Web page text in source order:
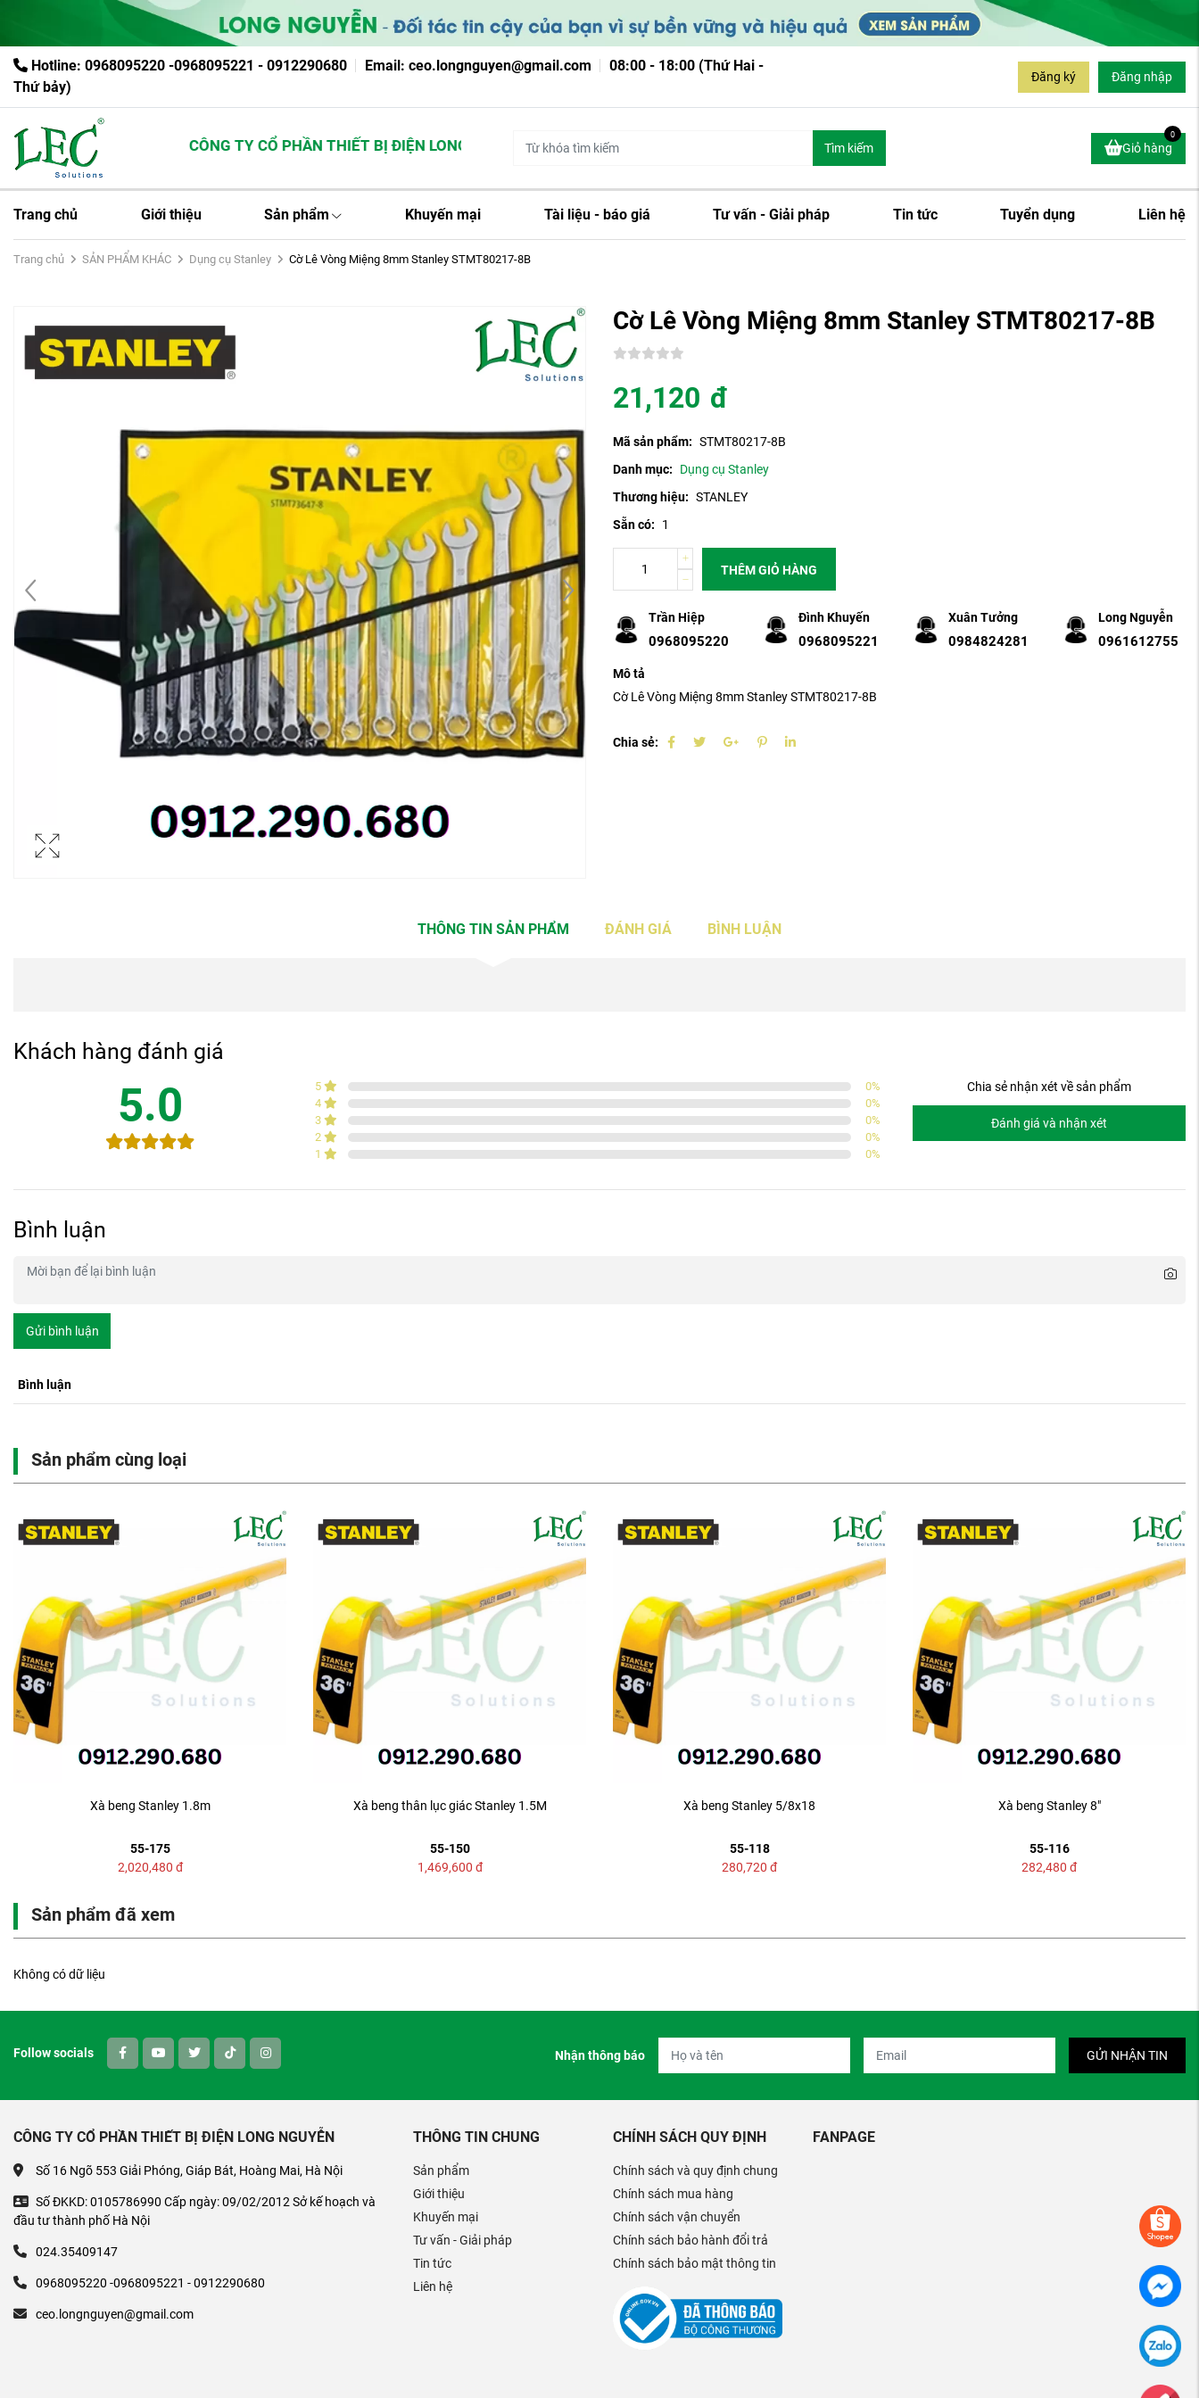
Hotline: 0968095220 -0968095221 - 0912290680 Email: ceo.longnguyen@gmail.com
08:00 - 18:00 (Thứ Hai -
Thứ bảy)
Đăng ký Đăng nhập
CÔNG TY CỔ PHẦN THIẾT BỊ ĐIỆN LONG NGUYỄN Tìm kiếm Giỏ hàng
0
Trang chủ Giới thiệu Sản phẩm Khuyến mại Tài liệu - báo giá Tư vấn - Giải pháp Tin tức Tuyển dụng Liên hệ
Trang chủ SẢN PHẨM KHÁC Dụng cụ Stanley Cờ Lê Vòng Miệng 8mm Stanley STMT80217-8B
Cờ Lê Vòng Miệng 8mm Stanley STMT80217-8B
21,120 đ
Mã sản phẩm: STMT80217-8B
Danh mục:
Dụng cụ Stanley
Thương hiệu: STANLEY
Sẵn có:
1
THÊM GIỎ HÀNG
Trần Hiệp
0968095220
Đình Khuyến
0968095221
Xuân Tưởng
0984824281
Long Nguyễn
0961612755
Mô tả
Cờ Lê Vòng Miệng 8mm Stanley STMT80217-8B
Chia sẻ:
THÔNG TIN SẢN PHẨM ĐÁNH GIÁ BÌNH LUẬN
Khách hàng đánh giá
5.0 5 0%
4
0%
3
0%
2
0%
1
0%
Chia sẻ nhận xét về sản phẩm
Đánh giá và nhận xét
Bình luận
Gửi bình luận
Bình luận
Sản phẩm cùng loại
Xà beng Stanley 1.8m
55-175
2,020,480 đ
Xà beng thân lục giác Stanley 1.5M
55-150
1,469,600 đ
Xà beng Stanley 5/8x18
55-118
280,720 đ
Xà beng Stanley 8"
55-116
282,480 đ
Sản phẩm đã xem
Không có dữ liệu
Follow socials Nhận thông báo GỬI NHẬN TIN
CÔNG TY CỔ PHẦN THIẾT BỊ ĐIỆN LONG NGUYỄN
Số 16 Ngõ 553 Giải Phóng, Giáp Bát, Hoàng Mai, Hà Nội
Số ĐKKD: 0105786990 Cấp ngày: 09/02/2012 Sở kế hoạch và
đầu tư thành phố Hà Nội
024.35409147
0968095220 -0968095221 - 0912290680
ceo.longnguyen@gmail.com
THÔNG TIN CHUNG
Sản phẩm
Giới thiệu
Khuyến mại
Tư vấn - Giải pháp
Tin tức
Liên hệ
CHÍNH SÁCH QUY ĐỊNH
Chính sách và quy định chung
Chính sách mua hàng
Chính sách vận chuyển
Chính sách bảo hành đổi trả
Chính sách bảo mật thông tin
FANPAGE